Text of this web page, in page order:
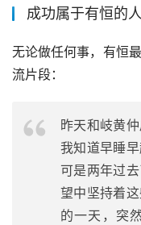
成功属于有恒的人
无论做任何事，有恒
流片段：
昨天和岐黄
我知道早睡
可是两年过
望中坚持着
的一天，突